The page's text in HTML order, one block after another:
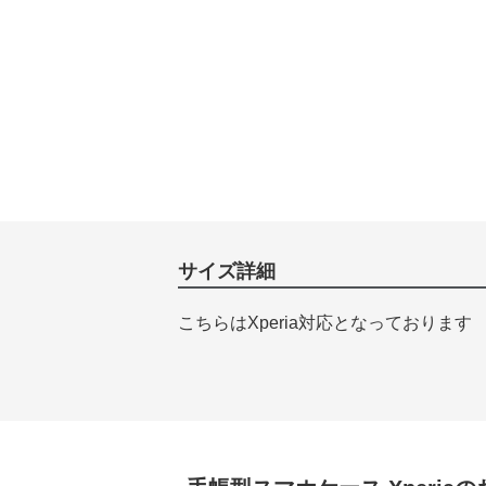
サイズ詳細
こちらはXperia対応となっております